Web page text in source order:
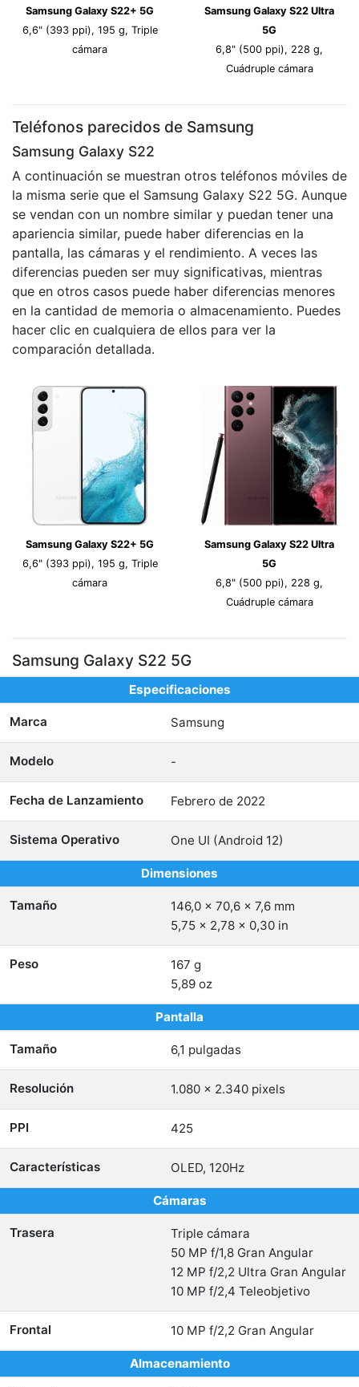
Samsung Galaxy S22+ 5G
6,6" (393 ppi), 195 g, Triple
cámara
Samsung Galaxy S22 Ultra
5G
6,8" (500 ppi), 228 g,
Cuádruple cámara
Teléfonos parecidos de Samsung
Samsung Galaxy S22
A continuación se muestran otros teléfonos móviles de
la misma serie que el Samsung Galaxy S22 5G. Aunque
se vendan con un nombre similar y puedan tener una
apariencia similar, puede haber diferencias en la
pantalla, las cámaras y el rendimiento. A veces las
diferencias pueden ser muy significativas, mientras
que en otros casos puede haber diferencias menores
en la cantidad de memoria o almacenamiento. Puedes
hacer clic en cualquiera de ellos para ver la
comparación detallada.
Samsung Galaxy S22+ 5G
6,6" (393 ppi), 195 g, Triple
cámara
Samsung Galaxy S22 Ultra
5G
6,8" (500 ppi), 228 g,
Cuádruple cámara
Samsung Galaxy S22 5G
Especificaciones
Marca Samsung
Modelo -
Fecha de Lanzamiento Febrero de 2022
Sistema Operativo One UI (Android 12)
Dimensiones
Tamaño
146,0 x 70,6 x 7,6 mm
5,75 x 2,78 x 0,30 in
Peso
167 g
5,89 oz
Pantalla
Tamaño 6,1 pulgadas
Resolución 1.080 x 2.340 pixels
PPI 425
Características OLED, 120Hz
Cámaras
Trasera
Triple cámara
50 MP f/1,8 Gran Angular
12 MP f/2,2 Ultra Gran Angular
10 MP f/2,4 Teleobjetivo
Frontal 10 MP f/2,2 Gran Angular
Almacenamiento